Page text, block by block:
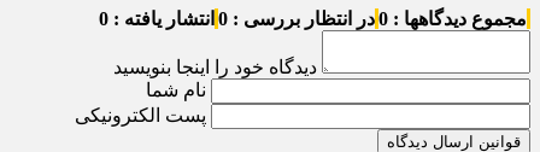
مجموع دیدگاهها : 0 در انتظار بررسی : 0 انتشار یافته : 0
دیدگاه خود را اینجا بنویسید
نام شما
پست الکترونیکی
قوانین ارسال دیدگاه